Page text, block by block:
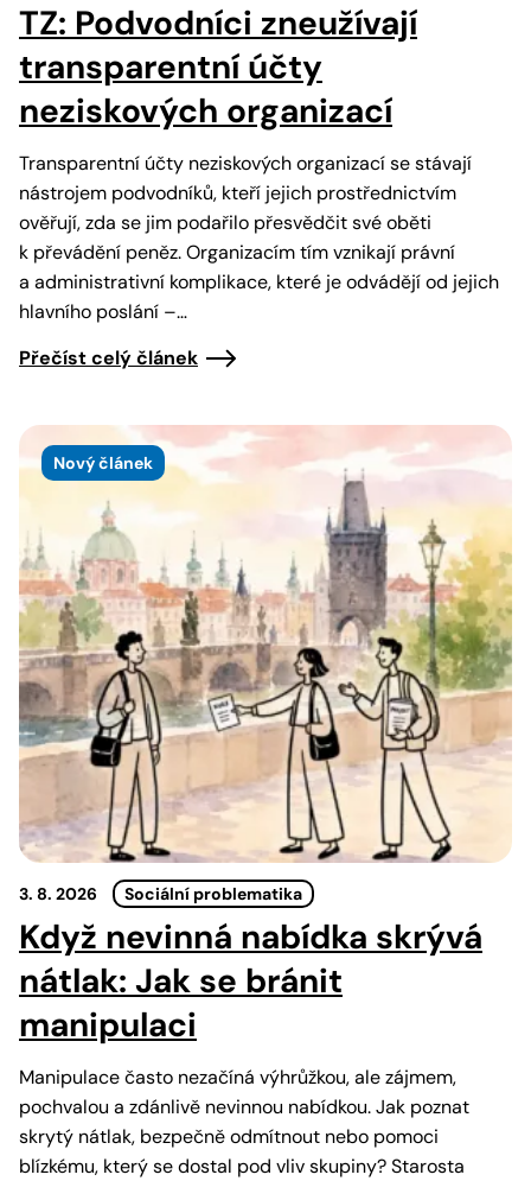
TZ: Podvodníci zneužívají
transparentní účty
neziskových organizací
Transparentní účty neziskových organizací se stávají
nástrojem podvodníků, kteří jejich prostřednictvím
ověřují, zda se jim podařilo přesvědčit své oběti
k převádění peněz. Organizacím tím vznikají právní
a administrativní komplikace, které je odvádějí od jejich
hlavního poslání –…
Přečíst celý článek
Nový článek
3. 8. 2026 Sociální problematika
Když nevinná nabídka skrývá
nátlak: Jak se bránit
manipulaci
Manipulace často nezačíná výhrůžkou, ale zájmem,
pochvalou a zdánlivě nevinnou nabídkou. Jak poznat
skrytý nátlak, bezpečně odmítnout nebo pomoci
blízkému, který se dostal pod vliv skupiny? Starosta